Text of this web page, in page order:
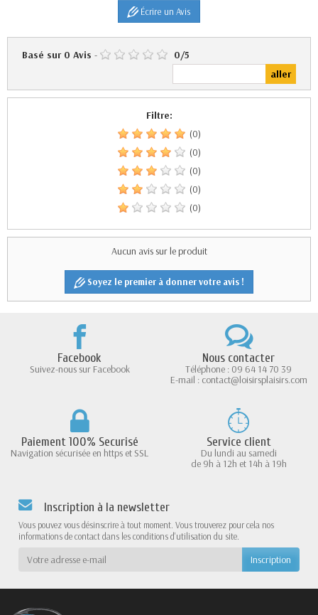
Écrire un Avis
Basé sur 0 Avis - 0/5
Filtre:
(0)
(0)
(0)
(0)
(0)
Aucun avis sur le produit
Soyez le premier à donner votre avis !
Facebook
Suivez-nous sur Facebook
Nous contacter
Téléphone : 09 64 14 70 39
E-mail : contact@loisirsplaisirs.com
Paiement 100% Securisé
Navigation sécurisée en https et SSL
Service client
Du lundi au samedi
de 9h à 12h et 14h à 19h
Inscription à la newsletter
Vous pouvez vous désinscrire à tout moment. Vous trouverez pour cela nos
informations de contact dans les conditions d'utilisation du site.